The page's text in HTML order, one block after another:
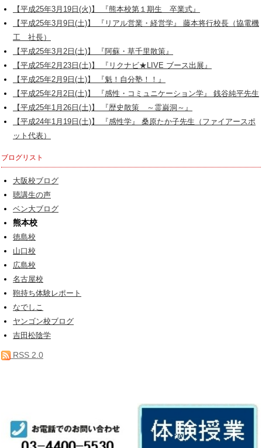
【平成25年3月19日(火)】 『熊本校第１期生 卒業式』
【平成25年3月9日(土)】 『リアル営業・経営学』 藤本将行校長（協電機
工 社長）
【平成25年3月2日(土)】 『阿蘇・草千里散策』
【平成25年2月23日(土)】 『リクナビ★LIVE ブース出展』
【平成25年2月9日(土)】 『魁！自分塾！！』
【平成25年2月2日(土)】 『感性・コミュニケーション学』 銭谷純平先生
【平成25年1月26日(土)】 『歴史散策 ～霊巌洞～』
【平成24年1月19日(土)】 『感性学』 桑原たか子先生（ファイアースポ
ット代表）
ブログリスト
大阪校ブログ
聴講生の声
ベン大ブログ
熊本校
徳島校
山口校
広島校
名古屋校
鞄持ち体験レポート
なでしこ
ヤンゴン校ブログ
吉田松陰学
RSS 2.0